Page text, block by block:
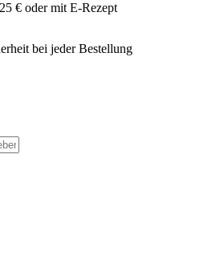
€ oder mit E-Rezept
bei jeder Bestellung